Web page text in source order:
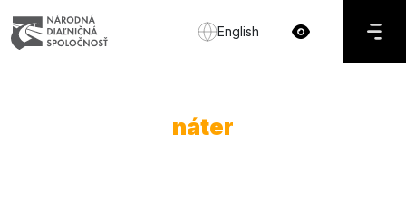
English
náter